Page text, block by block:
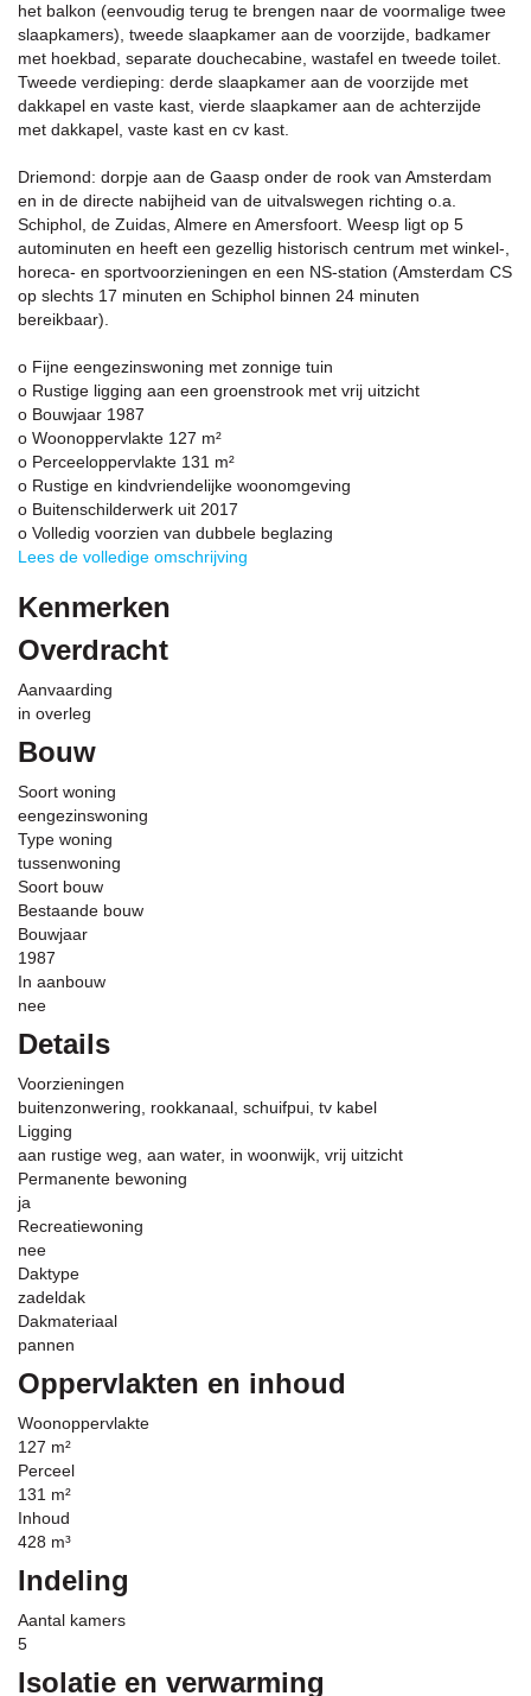
het balkon (eenvoudig terug te brengen naar de voormalige twee
slaapkamers), tweede slaapkamer aan de voorzijde, badkamer
met hoekbad, separate douchecabine, wastafel en tweede toilet.
Tweede verdieping: derde slaapkamer aan de voorzijde met
dakkapel en vaste kast, vierde slaapkamer aan de achterzijde
met dakkapel, vaste kast en cv kast.
Driemond: dorpje aan de Gaasp onder de rook van Amsterdam
en in de directe nabijheid van de uitvalswegen richting o.a.
Schiphol, de Zuidas, Almere en Amersfoort. Weesp ligt op 5
autominuten en heeft een gezellig historisch centrum met winkel-,
horeca- en sportvoorzieningen en een NS-station (Amsterdam CS
op slechts 17 minuten en Schiphol binnen 24 minuten
bereikbaar).
o Fijne eengezinswoning met zonnige tuin
o Rustige ligging aan een groenstrook met vrij uitzicht
o Bouwjaar 1987
o Woonoppervlakte 127 m²
o Perceeloppervlakte 131 m²
o Rustige en kindvriendelijke woonomgeving
o Buitenschilderwerk uit 2017
o Volledig voorzien van dubbele beglazing
Lees de volledige omschrijving
Kenmerken
Overdracht
Aanvaarding
in overleg
Bouw
Soort woning
eengezinswoning
Type woning
tussenwoning
Soort bouw
Bestaande bouw
Bouwjaar
1987
In aanbouw
nee
Details
Voorzieningen
buitenzonwering, rookkanaal, schuifpui, tv kabel
Ligging
aan rustige weg, aan water, in woonwijk, vrij uitzicht
Permanente bewoning
ja
Recreatiewoning
nee
Daktype
zadeldak
Dakmateriaal
pannen
Oppervlakten en inhoud
Woonoppervlakte
127 m²
Perceel
131 m²
Inhoud
428 m³
Indeling
Aantal kamers
5
Isolatie en verwarming